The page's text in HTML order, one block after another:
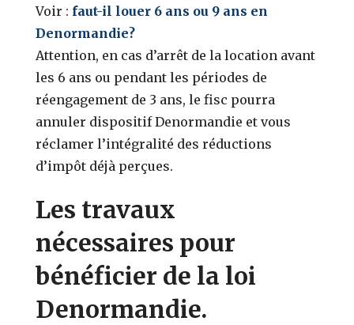
Voir : faut-il louer 6 ans ou 9 ans en
Denormandie?
Attention, en cas d’arrêt de la location avant
les 6 ans ou pendant les périodes de
réengagement de 3 ans, le fisc pourra
annuler dispositif Denormandie et vous
réclamer l’intégralité des réductions
d’impôt déjà perçues.
Les travaux
nécessaires pour
bénéficier de la loi
Denormandie.